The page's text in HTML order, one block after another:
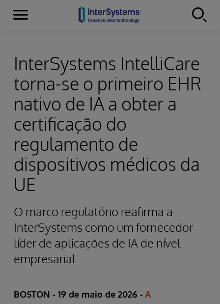
Skip to content
Menu
InterSystems IntelliCare
torna-se o primeiro EHR
nativo de IA a obter a
certificação do
regulamento de
dispositivos médicos da
UE
O marco regulatório reafirma a
InterSystems como um fornecedor
líder de aplicações de IA de nível
empresarial
BOSTON - 19 de maio de 2026 -A